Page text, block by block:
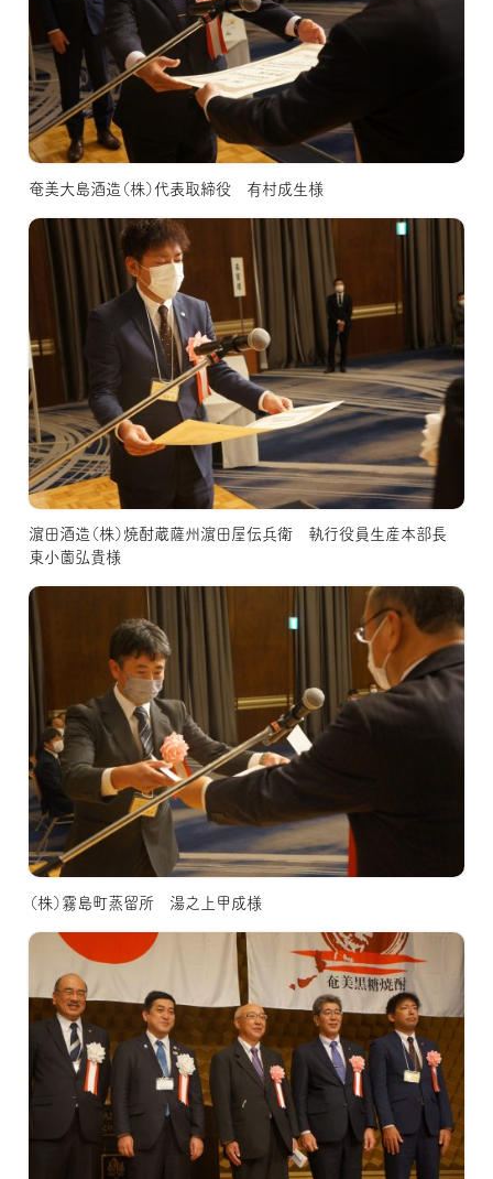
奄美大島酒造（株）代表取締役 有村成生様
濵田酒造（株）焼酎蔵薩州濵田屋伝兵衛 執行役員生産本部長
東小薗弘貴様
（株）霧島町蒸留所 湯之上甲成様